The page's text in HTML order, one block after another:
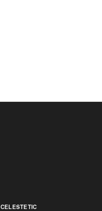
CELESTETIC